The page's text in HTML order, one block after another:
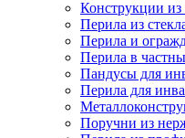
Конструкции из
Перила из
Перила и
Перила в
Пандусы для
Перила для
Поручни из